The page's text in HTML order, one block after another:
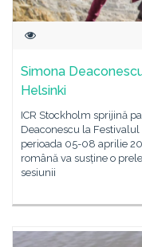
Simona
Helsinki
ICR Stockholm sprijină
Deaconescu la
perioada 05-08 aprilie
română va susține o
sesiunii